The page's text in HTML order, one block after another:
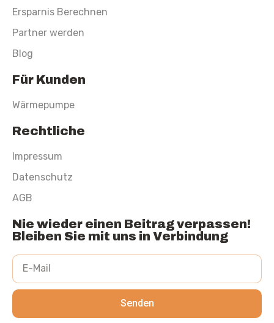
Ersparnis Berechnen
Partner werden
Blog
Für Kunden
Wärmepumpe
Rechtliche
Impressum
Datenschutz
AGB
Nie wieder einen Beitrag verpassen!
Bleiben Sie mit uns in Verbindung
Senden